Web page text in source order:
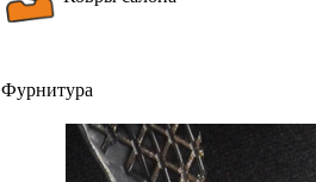
Фурнитура